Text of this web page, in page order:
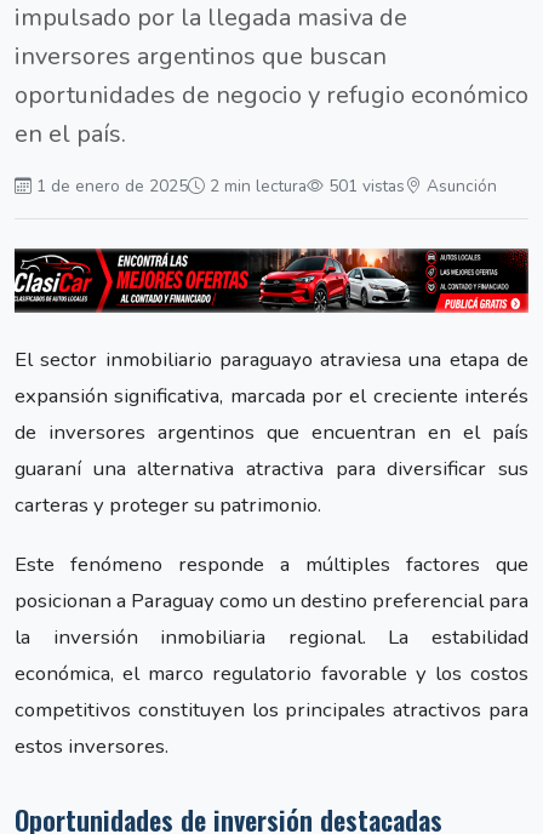
impulsado por la llegada masiva de
inversores argentinos que buscan
oportunidades de negocio y refugio económico
en el país.
1 de enero de 2025 2 min lectura 501 vistas Asunción
El sector inmobiliario paraguayo atraviesa una etapa de
expansión significativa, marcada por el creciente interés
de inversores argentinos que encuentran en el país
guaraní una alternativa atractiva para diversificar sus
carteras y proteger su patrimonio.
Este fenómeno responde a múltiples factores que
posicionan a Paraguay como un destino preferencial para
la inversión inmobiliaria regional. La estabilidad
económica, el marco regulatorio favorable y los costos
competitivos constituyen los principales atractivos para
estos inversores.
Oportunidades de inversión destacadas